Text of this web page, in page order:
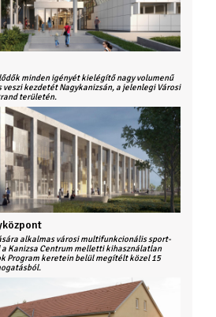
minden igényét kielégítő nagy volumenű
kezdetét Nagykanizsán, a jelenlegi Városi
területén.
alkalmas városi multifunkcionális sport-
a Kanizsa Centrum melletti kihasználatlan
Program keretein belül megítélt közel 15